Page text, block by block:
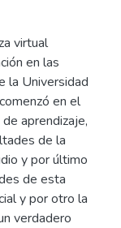
virtual
en las
la Universidad
en el
aprendizaje,
de la
y por último
de esta
y por otro la
verdadero